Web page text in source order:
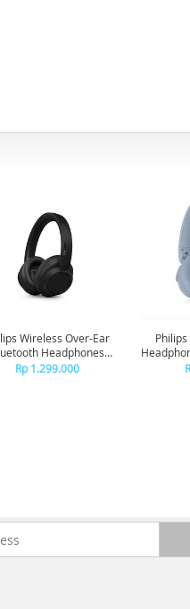
Wireless Over-Ear
Headphones
Noise Canceling
Rp 1.299.000